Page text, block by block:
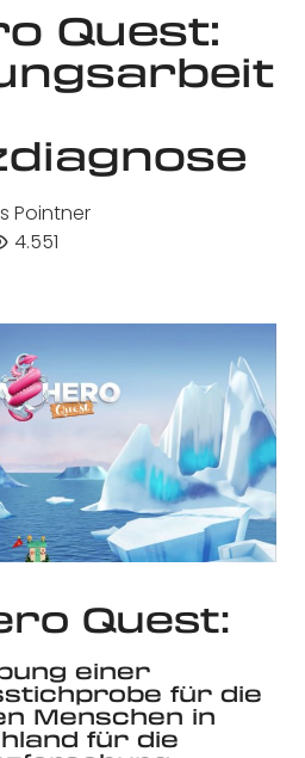
Quest:
Pointner
4.551
Quest:
einer
für die
Menschen in
für die